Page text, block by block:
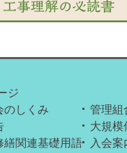
【セミナー】横
社内研修に伴う
ジ
のしくみ
繕関連基礎用語
管理
大規
入会案